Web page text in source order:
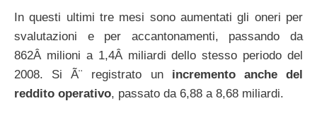
In questi ultimi tre mesi sono aumentati gli oneri per
svalutazioni e per accantonamenti, passando da
862Â milioni a 1,4Â miliardi dello stesso periodo del
2008. Si Ã¨ registrato un incremento anche del
reddito operativo, passato da 6,88 a 8,68 miliardi.